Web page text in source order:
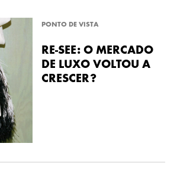
PONTO DE VISTA
RE-SEE: O MERCADO
DE LUXO VOLTOU A
CRESCER?